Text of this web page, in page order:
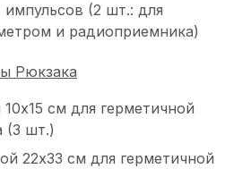
(2 шт.: для
и радиоприемника)
Рюкзака
см для герметичной
(3 шт.)
22х33 см для герметичной